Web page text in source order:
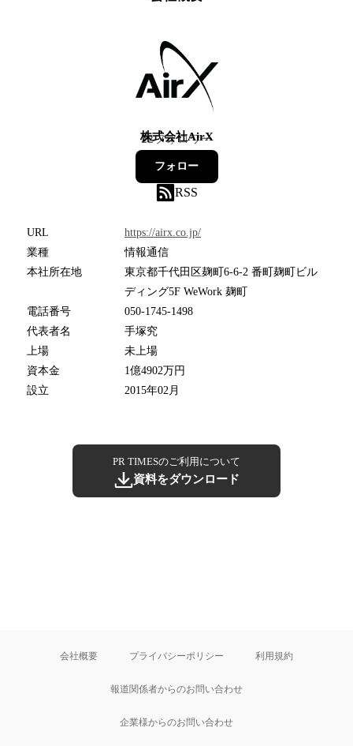
株式会社AirX
22フォロワー
フォロー
RSS
URL
https://airx.co.jp/
業種
情報通信
本社所在地
東京都千代田区麹町6-6-2 番町麹町ビル
ディング5F WeWork 麹町
電話番号
050-1745-1498
代表者名
手塚究
上場
未上場
資本金
1億4902万円
設立
2015年02月
PR TIMESのご利用について
資料をダウンロード
会社概要 プライバシーポリシー 利用規約
報道関係者からのお問い合わせ
企業様からのお問い合わせ